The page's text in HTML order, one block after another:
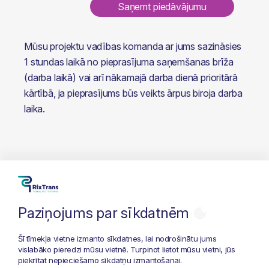
Saņemt piedāvājumu
Mūsu projektu vadības komanda ar jums sazināsies
1 stundas laikā no pieprasījuma saņemšanas brīža
(darba laikā) vai arī nākamajā darba dienā prioritārā
kārtībā, ja pieprasījums būs veikts ārpus biroja darba
laika.
Paziņojums par sīkdatnēm
Šī tīmekļa vietne izmanto sīkdatnes, lai nodrošinātu jums
vislabāko pieredzi mūsu vietnē. Turpinot lietot mūsu vietni, jūs
piekrītat nepieciešamo sīkdatņu izmantošanai.
+371 26 686 333
info@rixtrans.com
Privātuma politika